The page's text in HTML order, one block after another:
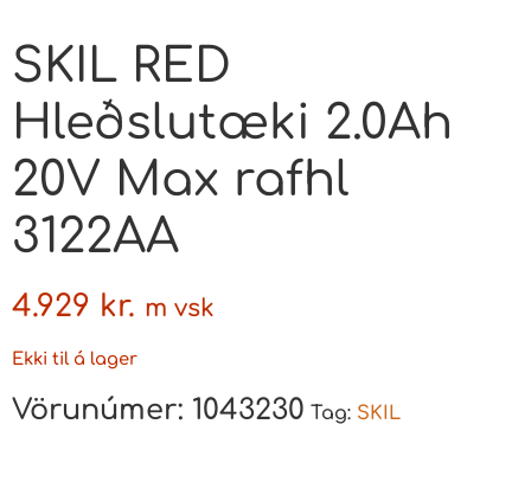
SKIL RED
Hleðslutæki 2.0Ah
20V Max rafhl
3122AA
4.929 kr. m vsk
Ekki til á lager
Vörunúmer: 1043230 Tag: SKIL